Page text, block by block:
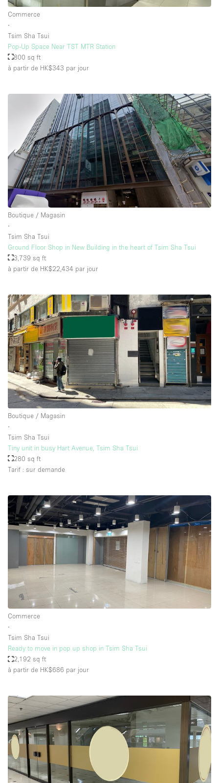
Commerce
∙
Tsim Sha Tsui
Pop-Up Space Near TST MTR Station
800 sq ft
à partir de HK$343 par jour
Boutique / Magasin
∙
Tsim Sha Tsui
Ground Floor Shop in New Building in the heart of Tsim Sha Tsui
3,739 sq ft
à partir de HK$22,434 par jour
Boutique / Magasin
∙
Tsim Sha Tsui
Tiny unit in busy Hart Avenue, Tsim Sha Tsui
280 sq ft
Tarif : sur demande
Commerce
∙
Tsim Sha Tsui
Ready to move in pop up shop in Tsim Sha Tsui
2,192 sq ft
à partir de HK$686 par jour